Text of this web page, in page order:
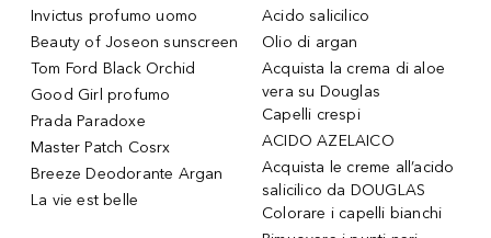
Invictus profumo uomo
Beauty of Joseon sunscreen
Tom Ford Black Orchid
Good Girl profumo
Prada Paradoxe
Master Patch Cosrx
Breeze Deodorante Argan
La vie est belle
Acido salicilico
Olio di argan
Acquista la crema di aloe
vera su Douglas
Capelli crespi
ACIDO AZELAICO
Acquista le creme all’acido
salicilico da DOUGLAS
Colorare i capelli bianchi